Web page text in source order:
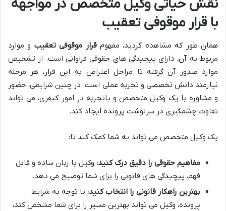
نقش حیاتی وکیل متخصص در مواجهه
با قرار موقوفی تعقیب
همان طور که مشاهده کردید، مفهومقرار موقوفی تعقیب و موارد
مربوط به آن، دارای پیچیدگی های حقوقی فراوانی است. از تشخیص
موارد صدور آن گرفته تا مراحل اعتراض به این قرار، هر مرحله
نیازمند دانش تخصصی و تجربه عملی است. در چنین شرایطی، حضور
و مشاوره با یک وکیل متخصص و باتجربه در امور کیفری، می تواند
تفاوت چشمگیری در سرنوشت پرونده ایجاد کند.
یک وکیل متخصص می تواند به شما کمک کند تا:
مفاهیم حقوقی را دقیق درک کنید: وکیل با زبان ساده و قابل
فهم، پیچیدگی های قانونی را برای شما توضیح می دهد.
بهترین راهکار قانونی را انتخاب کنید: با توجه به شرایط
پرونده، وکیل می تواند بهترین مسیر را برای شما مشخص کند،